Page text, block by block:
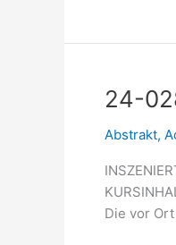
24-
Abstrakt,
Die vor
24-